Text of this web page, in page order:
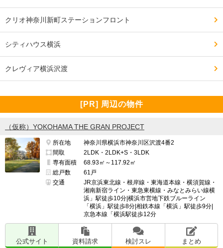
クリオ神奈川新町ステーションフロント
シティハウス横浜
クレヴィア横浜沢渡
[PR] 周辺の物件
（仮称）YOKOHAMA THE GRAN PROJECT
所在地
神奈川県横浜市神奈川区沢渡4番2
間取
2LDK・2LDK+S・3LDK
専有面積
68.93㎡～117.92㎡
総戸数
61戸
交通
JR京浜東北線・根岸線・東海道本線・横須賀線・
湘南新宿ライン・東急東横線・みなとみらい線横
浜」駅徒歩10分|横浜市営地下鉄ブルーライン
「横浜」駅徒歩8分|相鉄本線「横浜」駅徒歩9分|
京急本線「横浜駅徒歩12分
公式サイト 資料請求 検討スレ まとめ